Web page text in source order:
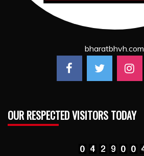
bharatbhvh.com
OUR RESPECTED VISITORS TODAY